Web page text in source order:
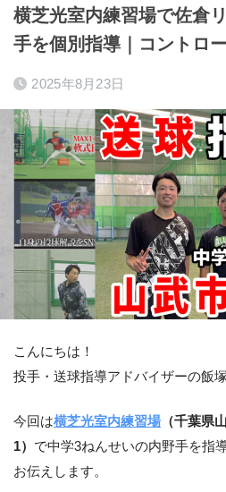
横芝光室内練習場で佐倉
手を個別指導｜コントロ
2025年8月23日
こんにちは！
投手・送球指導アドバイザーの飯塚
今回は横芝光室内練習場 （千葉県
1） で中学3ねんせいの内野手を指
お伝えします。